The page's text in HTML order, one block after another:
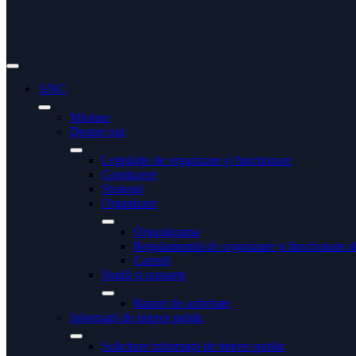
ANC
Misiune
Despre noi
Legislație de organizare și functionare
Conducere
Strategii
Organizare
Organigrama
Regulamentul de organizare și functionare
Carieră
Studii și rapoarte
Raport de activitate
Informații de interes public
Solicitare informații de interes public